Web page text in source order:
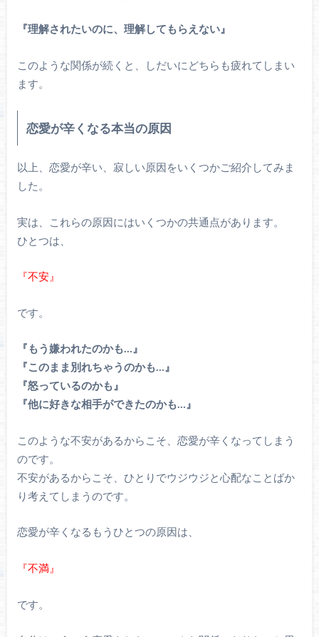
『理解されたいのに、理解してもらえない』
このような関係が続くと、しだいにどちらも疲れてしまい
ます。
恋愛が辛くなる本当の原因
以上、恋愛が辛い、寂しい原因をいくつかご紹介してみま
した。
実は、これらの原因にはいくつかの共通点があります。
ひとつは、
『不安』
です。
『もう嫌われたのかも…』
『このまま別れちゃうのかも…』
『怒っているのかも』
『他に好きな相手ができたのかも…』
このような不安があるからこそ、恋愛が辛くなってしまう
のです。
不安があるからこそ、ひとりでウジウジと心配なことばか
り考えてしまうのです。
恋愛が辛くなるもうひとつの原因は、
『不満』
です。